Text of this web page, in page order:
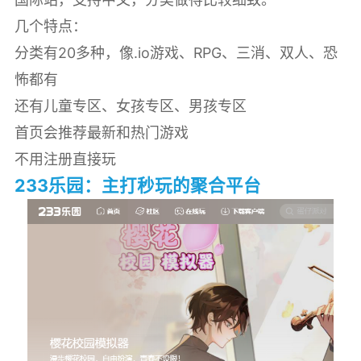
几个特点：
分类有20多种，像.io游戏、RPG、三消、双人、恐
怖都有
还有儿童专区、女孩专区、男孩专区
首页会推荐最新和热门游戏
不用注册直接玩
233乐园：主打秒玩的聚合平台